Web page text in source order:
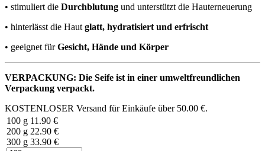
• stimuliert die Durchblutung und unterstützt die Hauterneuerung
• hinterlässt die Haut glatt, hydratisiert und erfrischt
• geeignet fürGesicht, Hände und Körper
VERPACKUNG: Die Seife ist in einer umweltfreundlichen
Verpackung verpackt.
KOSTENLOSER Versand für Einkäufe über 50.00 €.
100 g 11.90 €
200 g 22.90 €
300 g 33.90 €